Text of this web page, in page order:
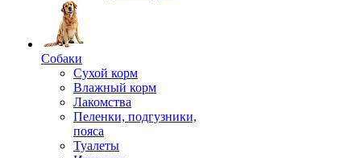
Собаки
Сухой корм
Влажный корм
Лакомства
Пеленки, подгузники,
пояса
Туалеты